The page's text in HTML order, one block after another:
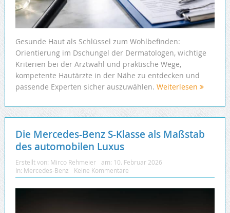
Gesunde Haut als Schlüssel zum Wohlbefinden:
Orientierung im Dschungel der Dermatologen, wichtige
Kriterien bei der Arztwahl und praktische Wege,
kompetente Hautärzte in der Nähe zu entdecken und
passende Experten sicher auszuwählen. Weiterlesen
Die Mercedes-Benz S-Klasse als Maßstab
des automobilen Luxus
Erstellt von: Mirco Rehmeier am: 10. Februar 2026
In: Mercedes-Benz Keine Kommentare